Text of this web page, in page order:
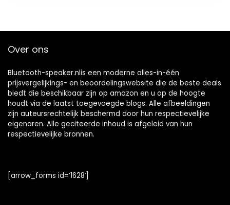
buitenluidsprekers,
Over ons
Bluetooth-speaker.nlis een moderne alles-in-één
prijsvergelijkings- en beoordelingswebsite die de beste deals
biedt die beschikbaar zijn op amazon en u op de hoogte
houdt via de laatst toegevoegde blogs. Alle afbeeldingen
zijn auteursrechtelijk beschermd door hun respectievelijke
eigenaren. Alle geciteerde inhoud is afgeleid van hun
respectievelijke bronnen.
[arrow_forms id=’1628′]